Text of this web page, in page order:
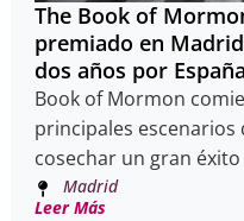
The Book of
premiado en
dos años por España
Book of Mormon
principales escenarios
cosechar un gran
Madrid
Leer Más